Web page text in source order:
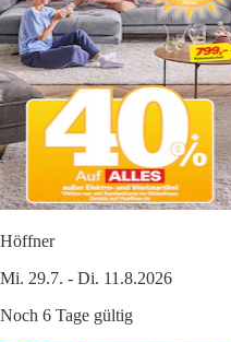
Höffner
Mi. 29.7. - Di. 11.8.2026
Noch 6 Tage gültig